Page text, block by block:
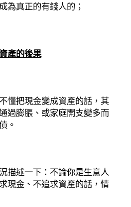
為真正的有錢人的；
產的後果
懂把現金變成資產的話，其
過膨脹、或家庭開支變多而
。
描述一下：不論你是生意人
現金、不追求資產的話，情